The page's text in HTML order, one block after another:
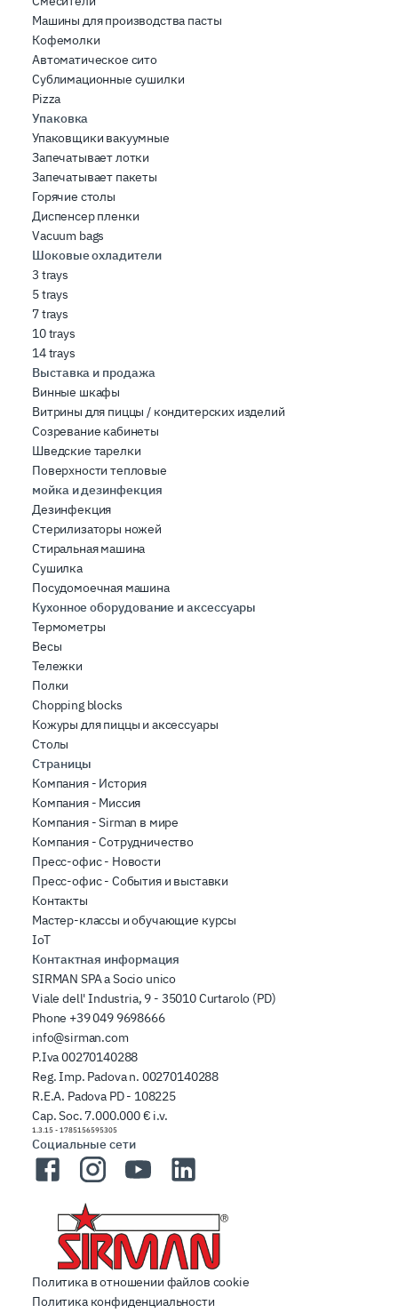
Машины для производства пасты
Кофемолки
Автоматическое сито
Сублимационные сушилки
Pizza
Упаковка
Упаковщики вакуумные
Запечатывает лотки
Запечатывает пакеты
Горячие столы
Диспенсер пленки
Vacuum bags
Шоковые охладители
3 trays
5 trays
7 trays
10 trays
14 trays
Выставка и продажа
Винные шкафы
Витрины для пиццы / кондитерских изделий
Созревание кабинеты
Шведские тарелки
Поверхности тепловые
мойка и дезинфекция
Дезинфекция
Стерилизаторы ножей
Стиральная машина
Сушилка
Посудомоечная машина
Кухонное оборудование и аксессуары
Термометры
Весы
Тележки
Полки
Chopping blocks
Кожуры для пиццы и аксессуары
Столы
Страницы
Компания - История
Компания - Миссия
Компания - Sirman в мире
Компания - Сотрудничество
Пресс-офис - Новости
Пресс-офис - События и выставки
Контакты
Мастер-классы и обучающие курсы
IoT
Контактная информация
SIRMAN SPA a Socio unico
Viale dell' Industria, 9 - 35010 Curtarolo (PD)
Phone +39 049 9698666
info@sirman.com
P.Iva 00270140288
Reg. Imp. Padova n. 00270140288
R.E.A. Padova PD - 108225
Cap. Soc. 7.000.000 € i.v.
1.3.15 - 1785156595305
Социальные сети
FacebookInstagramYouTubeLinkedIn
Политика в отношении файлов cookie
Политика конфиденциальности